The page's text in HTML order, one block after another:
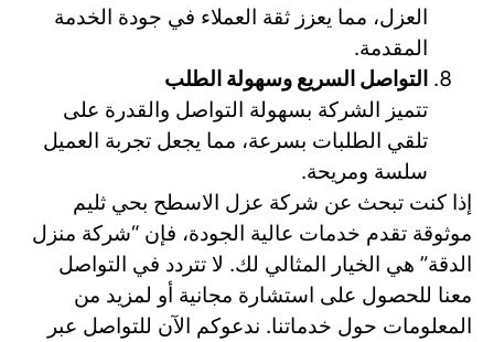
العزل، مما يعزز ثقة العملاء في جودة الخدمة
المقدمة.
التواصل السريع وسهولة الطلب
تتميز الشركة بسهولة التواصل والقدرة على
تلقي الطلبات بسرعة، مما يجعل تجربة العميل
سلسة ومريحة.
إذا كنت تبحث عن شركة عزل الاسطح بحي ثليم
موثوقة تقدم خدمات عالية الجودة، فإن “شركة منزل
الدقة” هي الخيار المثالي لك. لا تتردد في التواصل
معنا للحصول على استشارة مجانية أو لمزيد من
المعلومات حول خدماتنا. ندعوكم الآن للتواصل عبر